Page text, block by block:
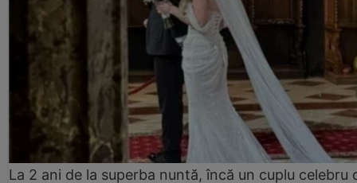
La 2 ani de la superba nuntă, încă un cuplu celebru